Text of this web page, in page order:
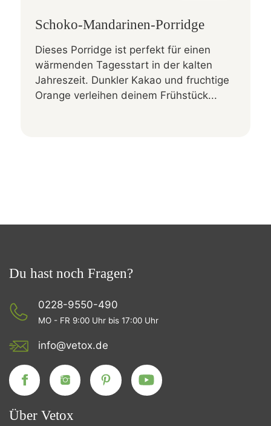
Schoko-Mandarinen-Porridge
Dieses Porridge ist perfekt für einen
wärmenden Tagesstart in der kalten
Jahreszeit. Dunkler Kakao und fruchtige
Orange verleihen deinem Frühstück...
Du hast noch Fragen?
0228-9550-490
MO - FR 9:00 Uhr bis 17:00 Uhr
info@vetox.de
Über Vetox